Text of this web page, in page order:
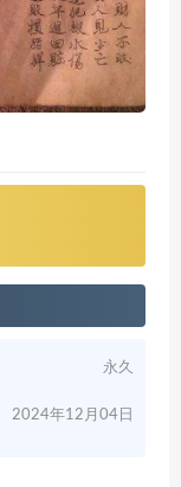
永久
2024年12月04日